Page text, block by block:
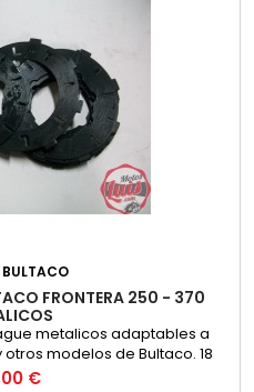
BULTACO
FRONTERA 250 - 370
metalicos adaptables a
modelos de Bultaco. 18
en total.
€